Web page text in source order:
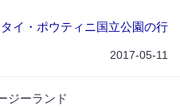
イ・ポウティニ国立公園の行
2017-05-11
ジーランド